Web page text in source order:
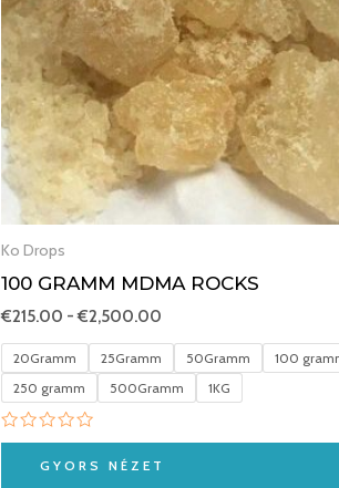
Ko Drops
100 GRAMM MDMA ROCKS
€215.00 - €2,500.00
20Gramm 25Gramm 50Gramm
100
250 gramm
500Gramm 1KG
Értékelés:
GYORS NÉZET